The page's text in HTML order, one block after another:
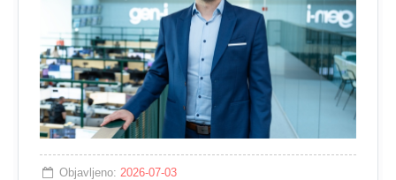
Objavljeno: 2026-07-03